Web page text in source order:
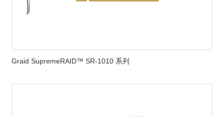
Graid SupremeRAID™ SR-1010 系列